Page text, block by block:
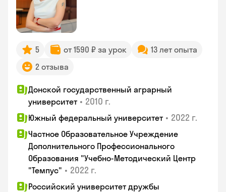
5 от 1590 ₽ за урок
13 лет опыта
2 отзыва
Донской государственный аграрный
университет • 2010 г.
Южный федеральный университет • 2022 г.
Частное Образовательное Учреждение
Дополнительного Профессионального
Образования "Учебно-Методический Центр
"Темпус" • 2022 г.
Российский университет дружбы